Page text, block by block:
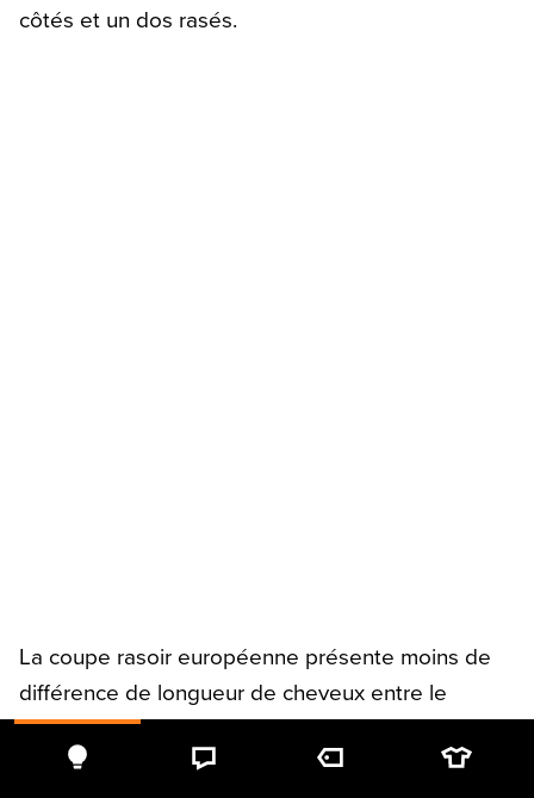
côtés et un dos rasés.
La coupe rasoir européenne présente moins de
différence de longueur de cheveux entre le
dessus et les côtés.